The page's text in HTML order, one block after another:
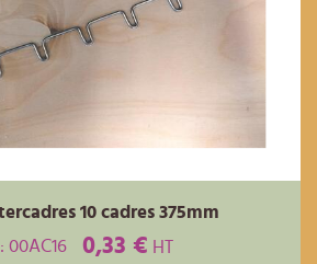
10 cadres 375mm
00AC16
0,33 € HT